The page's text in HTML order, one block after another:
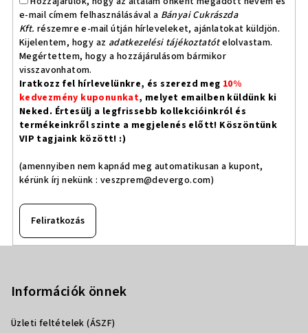
e-mail címem felhasználásával a Bányai Cukrászda
Kft. részemre e-mail útján hírleveleket, ajánlatokat küldjön.
Kijelentem, hogy az adatkezelési tájékoztatótelolvastam.
Megértettem, hogy a hozzájárulásom bármikor
visszavonhatom.
Iratkozz fel hírlevelünkre, és szerezd meg 10%
kedvezmény kuponunkat, melyet emailben küldünk ki
Neked. Értesülj a legfrissebb kollekcióinkról és
termékeinkről szinte a megjelenés előtt! Köszöntünk
VIP tagjaink között! :)
(amennyiben nem kapnád meg automatikusan a kupont,
kérünk írj nekünk : veszprem@devergo.com)
Feliratkozás
Információk önnek
Üzleti feltételek (ÁSZF)